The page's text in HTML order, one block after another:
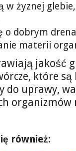
w żyznej
o dobrym
materii
jakość
które są
do uprawy,
organizmów
również: